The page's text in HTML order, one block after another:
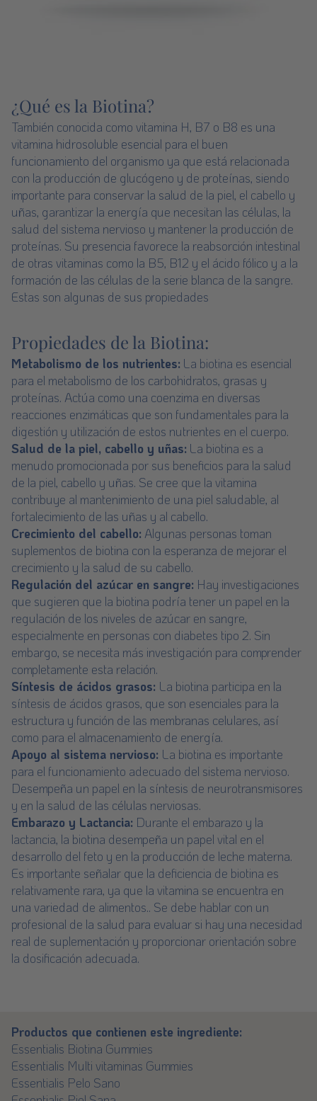
¿Qué es la Biotina?
También conocida como vitamina H, B7 o B8 es una
vitamina hidrosoluble esencial para el buen
funcionamiento del organismo ya que está relacionada
con la producción de glucógeno y de proteínas, siendo
importante para conservar la salud de la piel, el cabello y
uñas, garantizar la energía que necesitan las células, la
salud del sistema nervioso y mantener la producción de
proteínas. Su presencia favorece la reabsorción intestinal
de otras vitaminas como la B5, B12 y el ácido fólico y a la
formación de las células de la serie blanca de la sangre.
Estas son algunas de sus propiedades
Propiedades de la Biotina:
Metabolismo de los nutrientes: La biotina es esencial
para el metabolismo de los carbohidratos, grasas y
proteínas. Actúa como una coenzima en diversas
reacciones enzimáticas que son fundamentales para la
digestión y utilización de estos nutrientes en el cuerpo.
Salud de la piel, cabello y uñas: La biotina es a
menudo promocionada por sus beneficios para la salud
de la piel, cabello y uñas. Se cree que la vitamina
contribuye al mantenimiento de una piel saludable, al
fortalecimiento de las uñas y al cabello.
Crecimiento del cabello: Algunas personas toman
suplementos de biotina con la esperanza de mejorar el
crecimiento y la salud de su cabello.
Regulación del azúcar en sangre: Hay investigaciones
que sugieren que la biotina podría tener un papel en la
regulación de los niveles de azúcar en sangre,
especialmente en personas con diabetes tipo 2. Sin
embargo, se necesita más investigación para comprender
completamente esta relación.
Síntesis de ácidos grasos: La biotina participa en la
síntesis de ácidos grasos, que son esenciales para la
estructura y función de las membranas celulares, así
como para el almacenamiento de energía.
Apoyo al sistema nervioso: La biotina es importante
para el funcionamiento adecuado del sistema nervioso.
Desempeña un papel en la síntesis de neurotransmisores
y en la salud de las células nerviosas.
Embarazo y Lactancia: Durante el embarazo y la
lactancia, la biotina desempeña un papel vital en el
desarrollo del feto y en la producción de leche materna.
Es importante señalar que la deficiencia de biotina es
relativamente rara, ya que la vitamina se encuentra en
una variedad de alimentos.. Se debe hablar con un
profesional de la salud para evaluar si hay una necesidad
real de suplementación y proporcionar orientación sobre
la dosificación adecuada.
Productos que contienen este ingrediente:
Essentialis Biotina Gummies
Essentialis Multi vitaminas Gummies
Essentialis Pelo Sano